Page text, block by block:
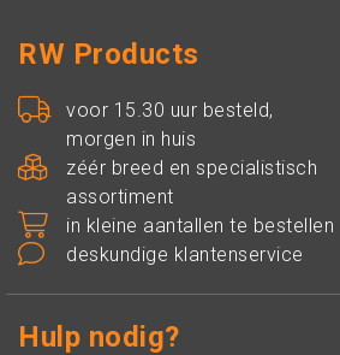
RW Products
voor 15.30 uur besteld,
morgen in huis
zéér breed en specialistisch
assortiment
in kleine aantallen te bestellen
deskundige klantenservice
Hulp nodig?